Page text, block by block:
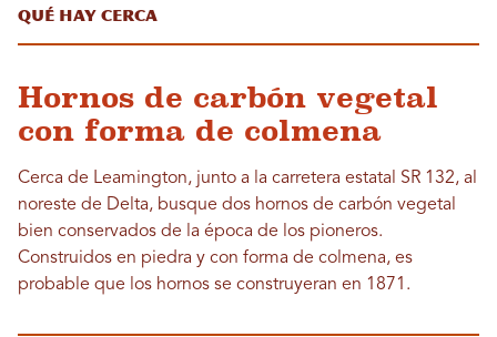
Qué hay cerca
Hornos de carbón vegetal
con forma de colmena
Cerca de Leamington, junto a la carretera estatal SR 132, al
noreste de Delta, busque dos hornos de carbón vegetal
bien conservados de la época de los pioneros.
Construidos en piedra y con forma de colmena, es
probable que los hornos se construyeran en 1871.